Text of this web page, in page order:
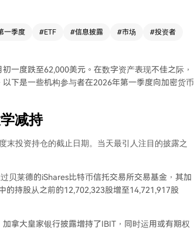
一季度 #ETF #信息披露 #市场 #投资者
一度跌至62,000美元。在数字资产表现不佳之际，
下是一些机构参与者在2026年第一季度向加密货币
减持
投资持仓的截止日期。当天最引人注目的披露之
贝莱德的iShares比特币信托交易所交易基金，其加
的持股从之前的12,702,323股增至14,721,917股
拿大皇家银行披露增持了IBIT，同时运用或有期权